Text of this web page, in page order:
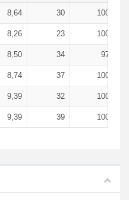
8,64 30 100,00 %
8,26 23 100,00 %
8,50 34 97,80 %
8,74 37 100,00 %
9,39 32 100,00 %
9,39 39 100,00 %